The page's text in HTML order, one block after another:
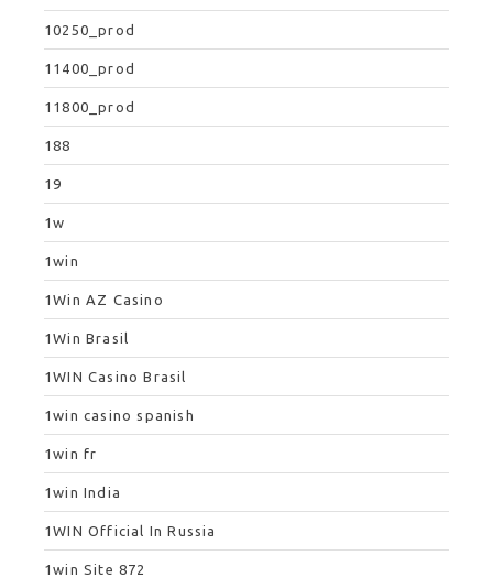
10250_prod
11400_prod
11800_prod
188
19
1w
1win
1Win AZ Casino
1Win Brasil
1WIN Casino Brasil
1win casino spanish
1win fr
1win India
1WIN Official In Russia
1win Site 872